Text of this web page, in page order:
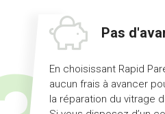
Pas
En choisissant Rapid
aucun frais à avancer
la réparation du vitrage